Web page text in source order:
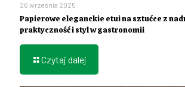
26 września 2025
Papierowe eleganckie etui na sztućce z
praktyczność i styl w gastronomii
Czytaj dalej